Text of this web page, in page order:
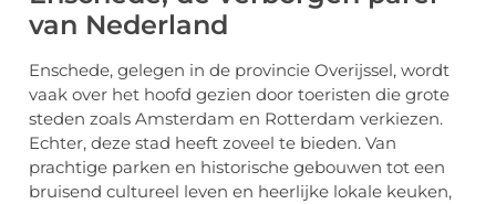
van Nederland
Enschede, gelegen in de provincie Overijssel, wordt
vaak over het hoofd gezien door toeristen die grote
steden zoals Amsterdam en Rotterdam verkiezen.
Echter, deze stad heeft zoveel te bieden. Van
prachtige parken en historische gebouwen tot een
bruisend cultureel leven en heerlijke lokale keuken,